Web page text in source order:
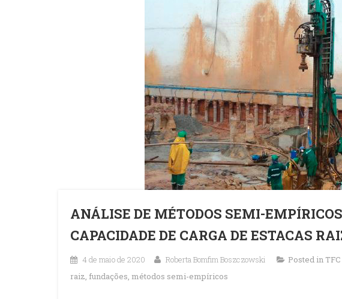
ANÁLISE DE MÉTODOS SEMI-
CAPACIDADE DE CARGA DE ESTACAS
4 de maio de 2020 Roberta Bomfim Boszczowski Posted in
raiz,fundações, métodos semi-empíricos